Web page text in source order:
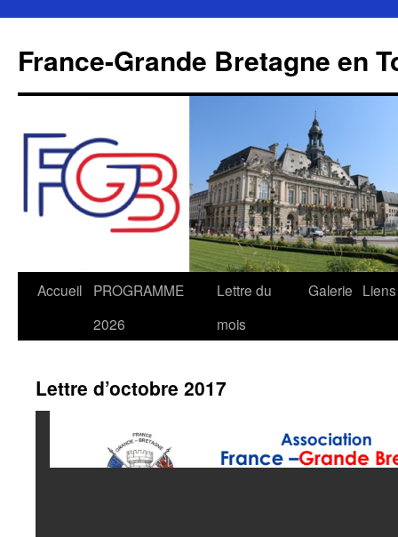
contenu
France-Grande Bretagne en
Accueil
PROGRAMME
2026
Lettre du
mois
Galerie Liens
Lettre d’octobre 2017